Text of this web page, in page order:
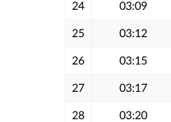
24 03:09
25 03:12
26 03:15
27 03:17
28 03:20